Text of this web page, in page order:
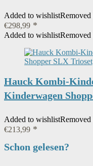
Added to wishlist
€298,99
Added to wishlist
Hauck Kombi-
Kinderwagen
Added to wishlist
€213,99
Schon gelesen?